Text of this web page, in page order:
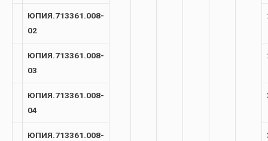
ЮПИЯ.713361.008-
02
ЮПИЯ.713361.008-
03
ЮПИЯ.713361.008-
04
ЮПИЯ.713361.008-